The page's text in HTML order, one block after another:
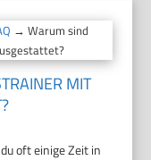
→ Warum sind
MIT
oft einige Zeit in